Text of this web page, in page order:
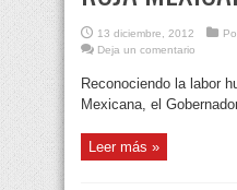
13 diciembre, 2012
Deja un comentario
Reconociendo la labor
Mexicana, el
Leer más »